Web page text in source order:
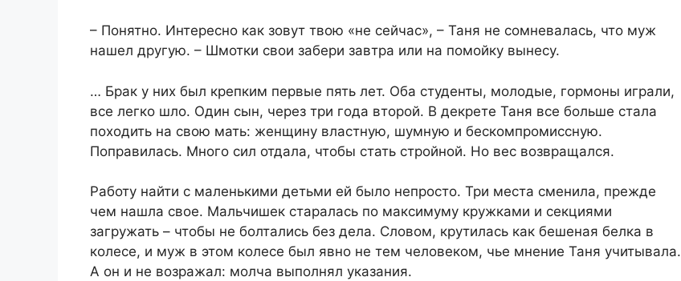
​– Понятно. Интересно как зовут твою «не сейчас», – Таня не сомневалась, что муж
нашел другую. – Шмотки свои забери завтра или на помойку вынесу.​​
​​… Брак у них был крепким первые пять лет. Оба студенты, молодые, гормоны играли,
все легко шло. Один сын, через три года второй. В декрете Таня все больше стала
походить на свою мать: женщину властную, шумную и бескомпромиссную.
Поправилась. Много сил отдала, чтобы стать стройной. Но вес возвращался.​
​Работу найти с маленькими детьми ей было непросто. Три места сменила, прежде
чем нашла свое. Мальчишек старалась по максимуму кружками и секциями
загружать – чтобы не болтались без дела. Словом, крутилась как бешеная белка в
колесе, и муж в этом колесе был явно не тем человеком, чье мнение Таня учитывала.
А он и не возражал: молча выполнял указания.​